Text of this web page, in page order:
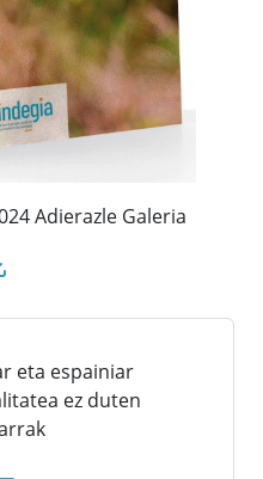
Adierazle Galeria
eta espainiar
ez duten